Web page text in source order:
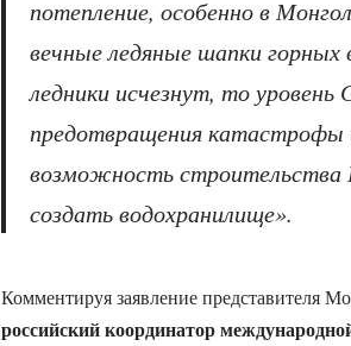
потепление, особенно в
вечные ледяные шапки
ледники исчезнут, то уровень
предотвращения катастрофы
возможность
создать водохранилище».
Комментируя заявление представителя
российский координатор